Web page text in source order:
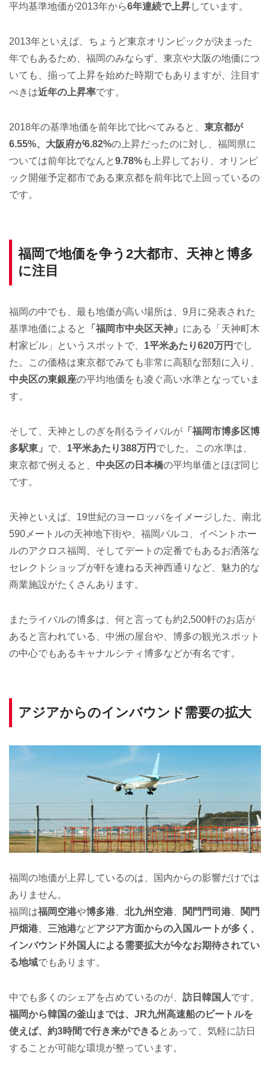
平均基準地価が2013年から6年連続で上昇しています。
2013年といえば、ちょうど東京オリンピックが決まった
年でもあるため、福岡のみならず、東京や大阪の地価につ
いても、揃って上昇を始めた時期でもありますが、注目す
べきは近年の上昇率です。
2018年の基準地価を前年比で比べてみると、 東京都が
6.55%、大阪府が6.82%の上昇だったのに対し、福岡県に
ついては前年比でなんと9.78%も上昇しており、オリンピ
ック開催予定都市である東京都を前年比で上回っているの
です。
福岡で地価を争う2大都市、天神と博多
に注目
福岡の中でも、最も地価が高い場所は、9月に発表された
基準地価によると
「福岡市中央区天神」 にある「天神町木
村家ビル」というスポットで、 1平米あたり620万円 でし
た。この価格は東京都でみても非常に高額な部類に入り、
中央区の東銀座の平均地価をも凌ぐ高い水準となっていま
す。
そして、天神としのぎを削るライバルが 「福岡市博多区博
多駅東」 で、 1平米あたり388万円 でした。この水準は、
東京都で例えると、 中央区の日本橋の平均単価とほぼ同じ
です。
天神といえば、19世紀のヨーロッパをイメージした、南北
590メートルの天神地下街や、福岡パルコ、イベントホー
ルのアクロス福岡、そしてデートの定番でもあるお洒落な
セレクトショップが軒を連ねる天神西通りなど、魅力的な
商業施設がたくさんあります。
またライバルの博多は、何と言っても約2,500軒のお店が
あると言われている、中洲の屋台や、博多の観光スポット
の中心でもあるキャナルシティ博多などが有名です。
アジアからのインバウンド需要の拡大
福岡の地価が上昇しているのは、国内からの影響だけでは
ありません。
福岡は福岡空港や博多港 北九州空港 関門門司港
関門
戸畑港
三池港などアジア方面からの入国ルートが多く、
インバウンド外国人による需要拡大が今なお期待されてい
る地域でもあります。
中でも多くのシェアを占めているのが、 訪日韓国人です。
福岡から韓国の釜山までは、JR九州高速船のビートルを
使えば、約3時間で行き来ができるとあって、気軽に訪日
することが可能な環境が整っています。